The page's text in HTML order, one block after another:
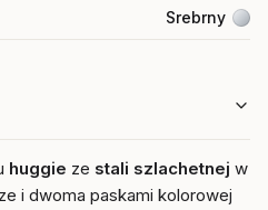
Srebrny
huggie ze stali szlachetnej w
i dwoma paskami kolorowej